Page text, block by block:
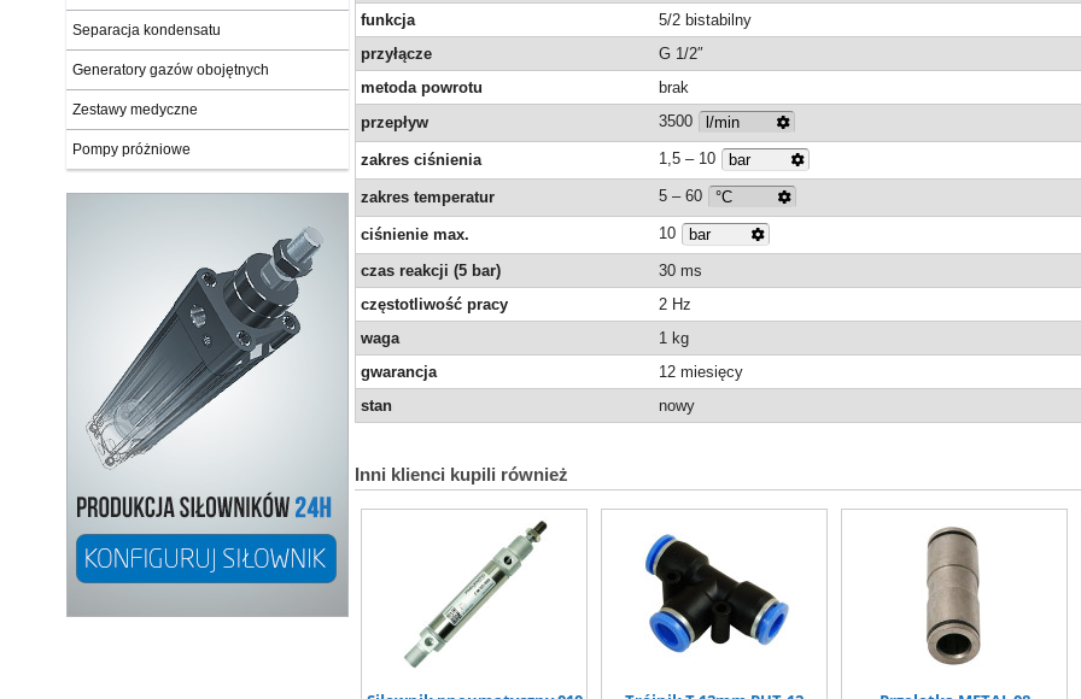
funkcja
5/2 bistabilny
przyłącze
G 1/2″
metoda powrotu
brak
przepływ
3500
zakres ciśnienia 1,5 – 10
zakres temperatur 5 – 60
ciśnienie max. 10
czas reakcji (5 bar)
30 ms
częstotliwość pracy
2 Hz
waga
1 kg
gwarancja
12 miesięcy
stan
nowy
Inni klienci kupili również
Separacja kondensatu
Generatory gazów obojętnych
Zestawy medyczne
Pompy próżniowe